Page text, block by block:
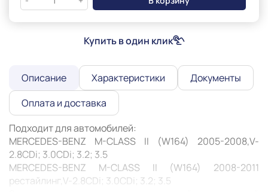
Купить в один клик
Описание Характеристики
Документы
Оплата и доставка
Подходит для автомобилей:
MERCEDES-BENZ M-CLASS II (W164) 2005-2008,V-
2.8CDi; 3.0CDi; 3.2; 3.5
MERCEDES-BENZ M-CLASS II (W164) 2008-2011
рестайлинг,V-2.8CDi; 3.0CDi; 3.2; 3.5